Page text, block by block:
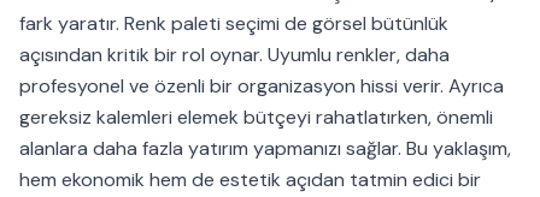
fark yaratır. Renk paleti seçimi de görsel bütünlük
açısından kritik bir rol oynar. Uyumlu renkler, daha
profesyonel ve özenli bir organizasyon hissi verir. Ayrıca
gereksiz kalemleri elemek bütçeyi rahatlatırken, önemli
alanlara daha fazla yatırım yapmanızı sağlar. Bu yaklaşım,
hem ekonomik hem de estetik açıdan tatmin edici bir